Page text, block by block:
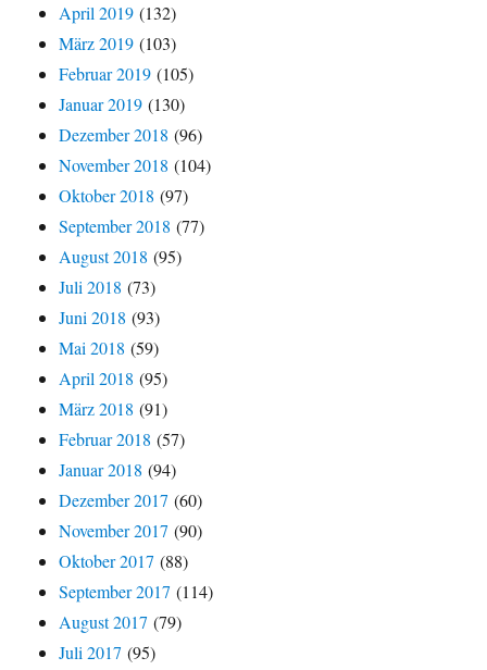
April 2019 (132)
März 2019 (103)
Februar 2019 (105)
Januar 2019 (130)
Dezember 2018 (96)
November 2018 (104)
Oktober 2018 (97)
September 2018 (77)
August 2018 (95)
Juli 2018 (73)
Juni 2018 (93)
Mai 2018 (59)
April 2018 (95)
März 2018 (91)
Februar 2018 (57)
Januar 2018 (94)
Dezember 2017 (60)
November 2017 (90)
Oktober 2017 (88)
September 2017 (114)
August 2017 (79)
Juli 2017 (95)